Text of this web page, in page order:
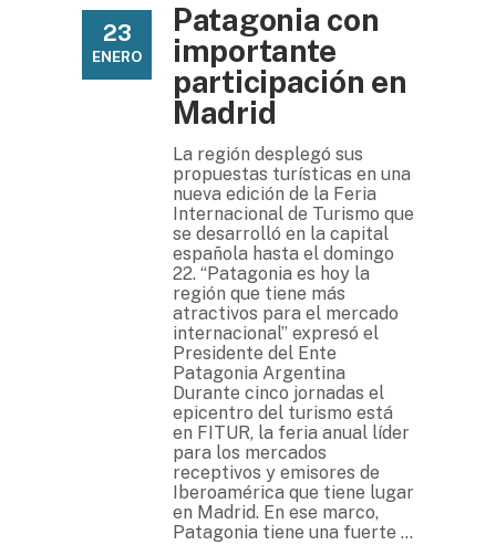
23
ENERO
Patagonia con
importante
participación en
Madrid
La región desplegó sus
propuestas turísticas en una
nueva edición de la Feria
Internacional de Turismo que
se desarrolló en la capital
española hasta el domingo
22. “Patagonia es hoy la
región que tiene más
atractivos para el mercado
internacional” expresó el
Presidente del Ente
Patagonia Argentina
Durante cinco jornadas el
epicentro del turismo está
en FITUR, la feria anual líder
para los mercados
receptivos y emisores de
Iberoamérica que tiene lugar
en Madrid. En ese marco,
Patagonia tiene una fuerte